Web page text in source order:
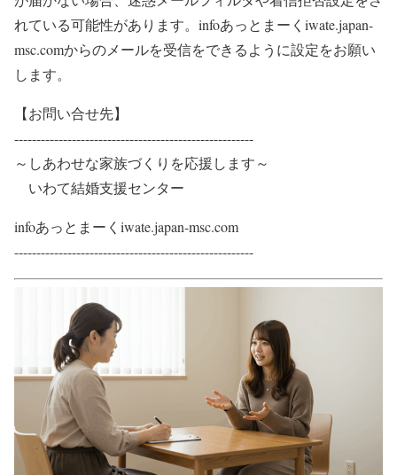
れている可能性があります。infoあっとまーくiwate.japan-
msc.comからのメールを受信をできるように設定をお願い
します。
【お問い合せ先】
------------------------------------------------------​​
～​しあわせな家族づくりを応援します～​
​ ​いわて結婚支援センター
infoあっとまーくiwate.japan-msc.com
​​​​​------------------------------------------------------​